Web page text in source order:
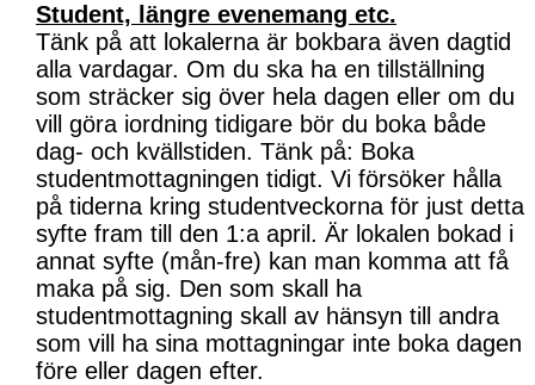
Student, längre evenemang etc.
Tänk på att lokalerna är bokbara även dagtid
alla vardagar. Om du ska ha en tillställning
som sträcker sig över hela dagen eller om du
vill göra iordning tidigare bör du boka både
dag- och kvällstiden. Tänk på: Boka
studentmottagningen tidigt. Vi försöker hålla
på tiderna kring studentveckorna för just detta
syfte fram till den 1:a april. Är lokalen bokad i
annat syfte (mån-fre) kan man komma att få
maka på sig. Den som skall ha
studentmottagning skall av hänsyn till andra
som vill ha sina mottagningar inte boka dagen
före eller dagen efter.